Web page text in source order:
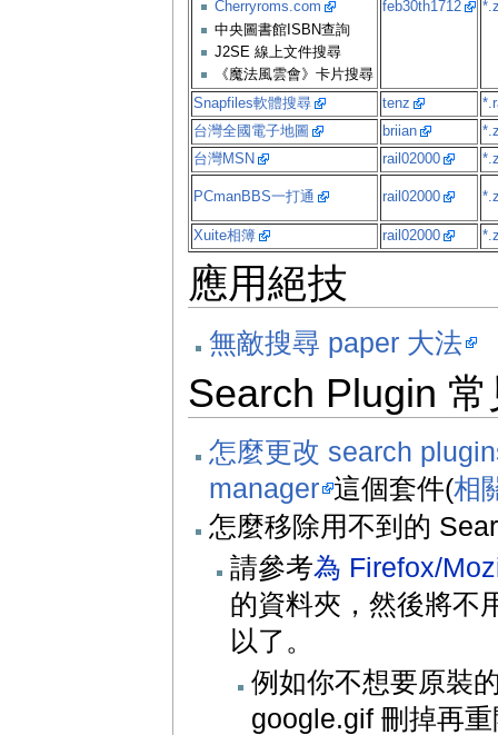
Cherryroms.com
中央圖書館ISBN查詢
J2SE 線上文件搜尋
《魔法風雲會》卡片搜尋
feb30th1712
Snapfiles軟體搜尋 tenz
台灣全國電子地圖
briian
台灣MSN
rail02000
PCmanBBS一打通 rail02000
Xuite相簿 rail02000
應用絕技
無敵搜尋 paper 大法
Search Plugin
怎麼更改 search
manager 這個套件(相
怎麼移除用不到的
請參考為 Firefox/
的資料夾，然後將不
以了。
例如你不想要原裝
google.gif 刪掉再